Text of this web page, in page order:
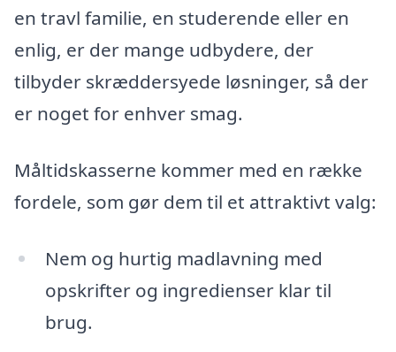
en travl familie, en studerende eller en
enlig, er der mange udbydere, der
tilbyder skræddersyede løsninger, så der
er noget for enhver smag.
Måltidskasserne kommer med en række
fordele, som gør dem til et attraktivt valg:
Nem og hurtig madlavning med
opskrifter og ingredienser klar til
brug.